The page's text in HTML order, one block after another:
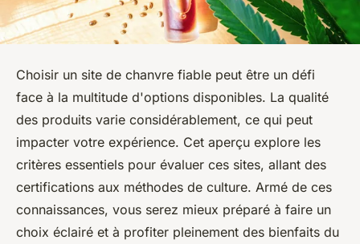
Choisir un site de chanvre fiable peut être un défi
face à la multitude d'options disponibles. La qualité
des produits varie considérablement, ce qui peut
impacter votre expérience. Cet aperçu explore les
critères essentiels pour évaluer ces sites, allant des
certifications aux méthodes de culture. Armé de ces
connaissances, vous serez mieux préparé à faire un
choix éclairé et à profiter pleinement des bienfaits du